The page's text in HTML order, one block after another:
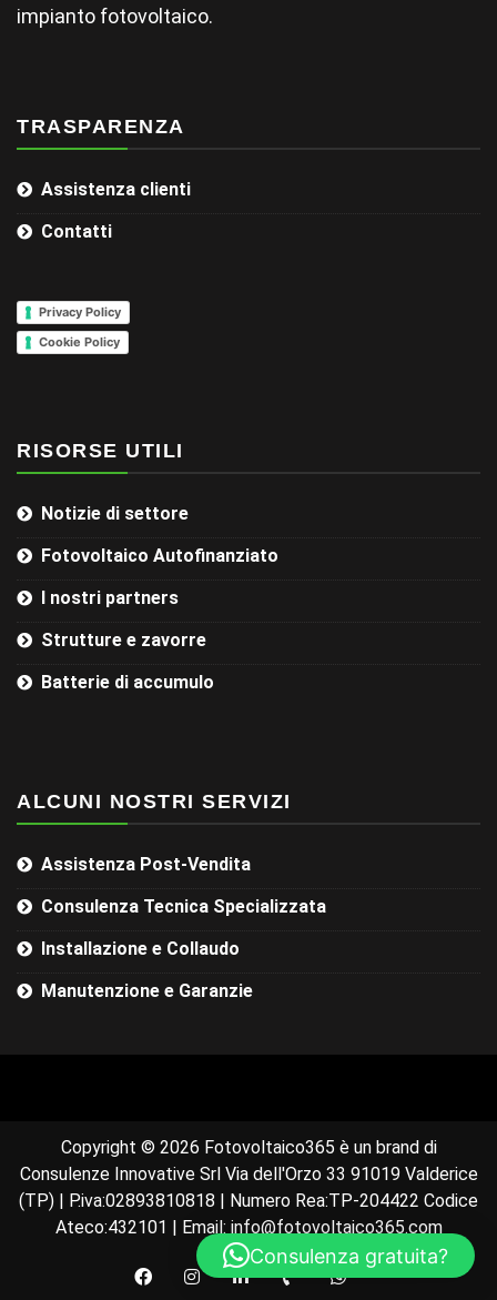
impianto fotovoltaico.
TRASPARENZA
Assistenza clienti
Contatti
Privacy Policy
Cookie Policy
RISORSE UTILI
Notizie di settore
Fotovoltaico Autofinanziato
I nostri partners
Strutture e zavorre
Batterie di accumulo
ALCUNI NOSTRI SERVIZI
Assistenza Post-Vendita
Consulenza Tecnica Specializzata
Installazione e Collaudo
Manutenzione e Garanzie
Copyright © 2026 Fotovoltaico365 è un brand di
Consulenze Innovative Srl Via dell'Orzo 33 91019 Valderice
(TP) | P.iva:02893810818 | Numero Rea:TP-204422 Codice
Ateco:432101 | Email: info@fotovoltaico365.com
Consulenza gratuita?